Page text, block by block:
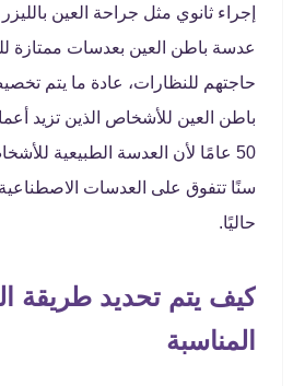
إجراء ثانوي مثل جراحة العين
عدسة باطن العين بعدسات ممتازة
حاجتهم للنظارات، عادة ما يتم
باطن العين للأشخاص الذين تزيد
50 عامًا لأن العدسة الطبيعية
سنًا تتفوق على العدسات الاصطناعية
حاليًا.
كيف يتم تحديد طريقة
المناسبة